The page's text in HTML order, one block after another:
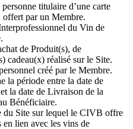
titulaire d’une carte
offert par un Membre.
du Vin de
de Produit(s), de
cadeau(x) réalisé sur le Site.
créé par le Membre.
la période entre la date de
la date de Livraison de la
Bénéficiaire.
du Site sur lequel le CIVB offre
lien avec les vins de